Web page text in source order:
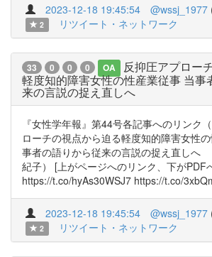
2023-12-18 19:45:54 @wssj_1977
2
リツイート・ネットワーク
33 0 0 0 OA
反抑圧アプロー
軽度知的障害女性の性産業従事 当事
来の言説の捉え直しへ
『女性学年報』第44号各記事へのリンク
ローチの視点から迫る軽度知的障害女性
事者の語りから従来の言説の捉え直しへ
紀子） [上がページへのリンク、下がPDF
https://t.co/hyAs30WSJ7 https://t.co/
2023-12-18 19:45:54 @wssj_1977
2
リツイート・ネットワーク